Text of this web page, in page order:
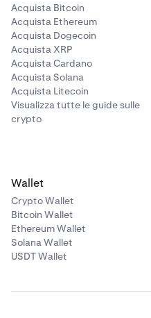
Acquista Bitcoin
Acquista Ethereum
Acquista Dogecoin
Acquista XRP
Acquista Cardano
Acquista Solana
Acquista Litecoin
Visualizza tutte le guide sulle
crypto
Wallet
Crypto Wallet
Bitcoin Wallet
Ethereum Wallet
Solana Wallet
USDT Wallet